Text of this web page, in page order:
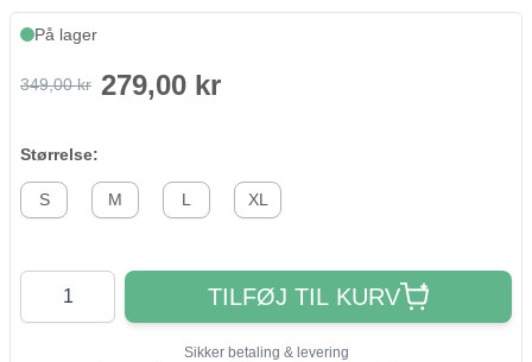
På lager
349,00 kr 279,00 kr
Størrelse:
S M L XL
Antal
TILFØJ TIL KURV
Sikker betaling & levering